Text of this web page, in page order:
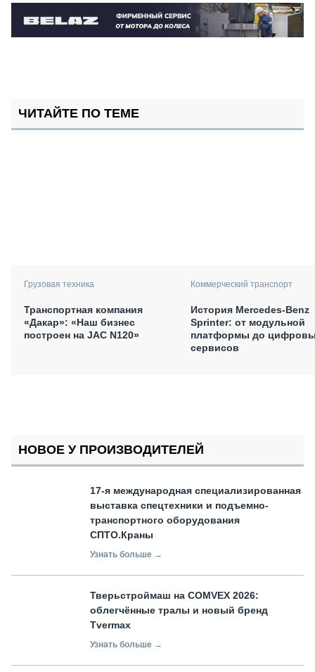
ЧИТАЙТЕ ПО ТЕМЕ
Грузовая техника
Транспортная компания
«Дакар»: «Наш бизнес
построен на JAC N120»
Коммерческий транспорт
История Mercedes-Benz
Sprinter: от модульной
платформы до
сервисов
НОВОЕ У ПРОИЗВОДИТЕЛЕЙ
17-я международная специализированная
выставка спецтехники и подъемно-
транспортного оборудования
СПТО.Краны
Узнать больше →
Тверьстроймаш на COMVEX 2026:
облегчённые тралы и новый бренд
Tvermax
Узнать больше →